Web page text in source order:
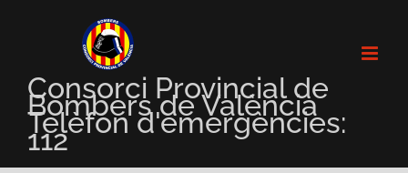
Consorci Provincial de
Bombers de València
Telèfon d'emergències:
112